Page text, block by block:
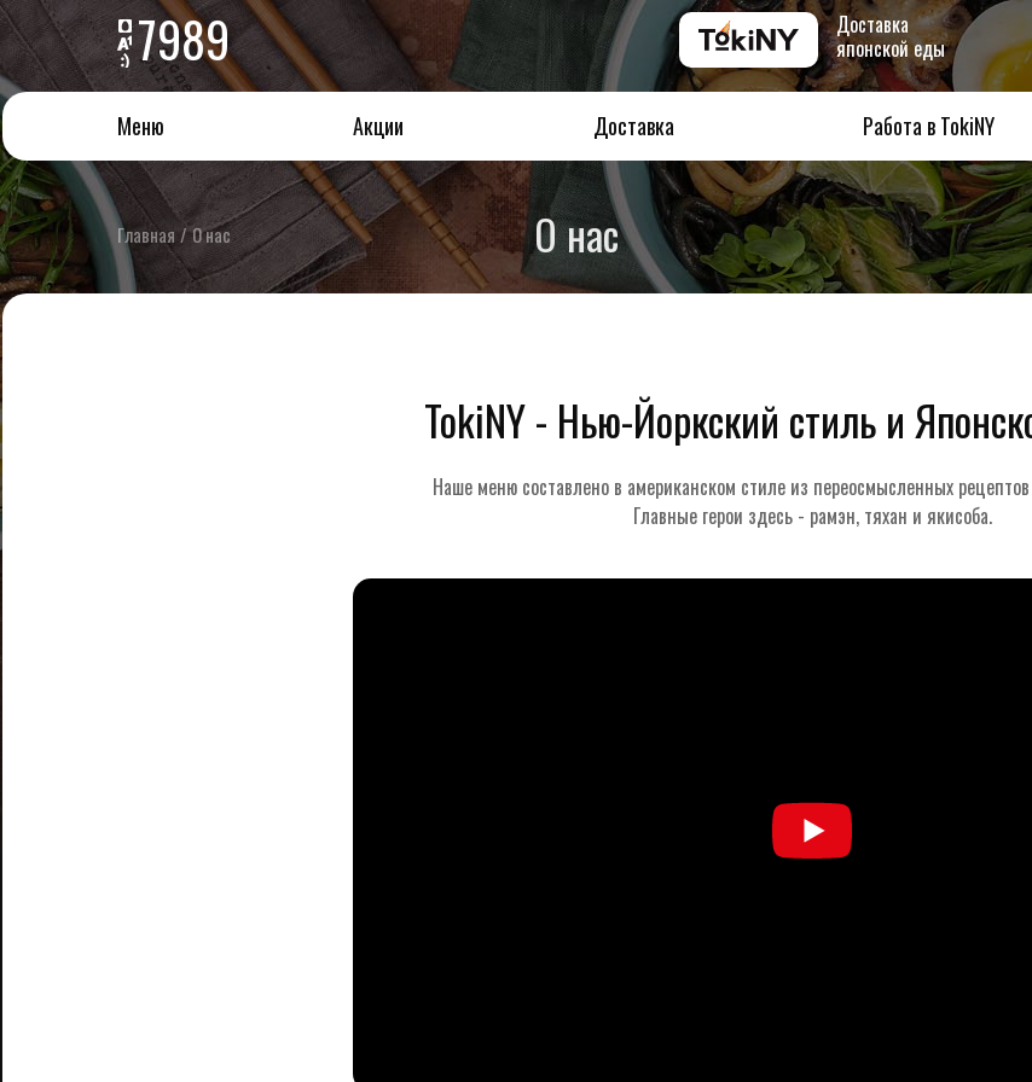
7989
Доставка
японской еды
Меню Акции Доставка Работа в TokiNY
Главная / О нас О нас
TokiNY - Нью-Йоркский стиль и
Наше меню cоставлено в американском стиле из переосмысленных
Главные герои здесь - рамэн, тяхан и якисоба.